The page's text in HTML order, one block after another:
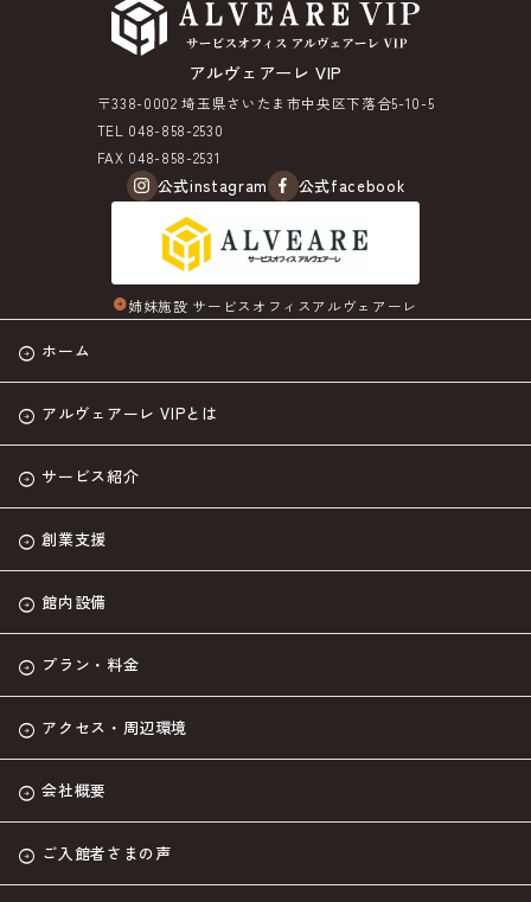
アルヴェアーレ VIP
〒338-0002 埼玉県さいたま市中央区下落合5-10-5
TEL 048-858-2530
FAX 048-858-2531
公式instagram 公式facebook
arrow_circle_right姉妹施設 サービスオフィスアルヴェアーレ
ホーム
アルヴェアーレ VIPとは
サービス紹介
創業支援
館内設備
プラン・料金
アクセス・周辺環境
会社概要
ご入館者さまの声